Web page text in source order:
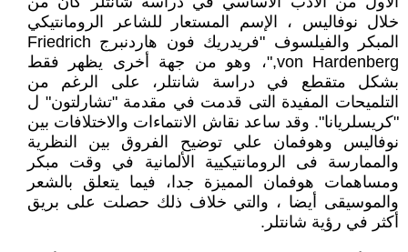
خلال نوفاليس ، الإسم المستعار للشاعر الرومانتيكي
المبكر والفيلسوف "فريدريك فون هاردنبرج Friedrich
von Hardenberg,"، وهو من جهة أخرى يظهر فقط
بشكل متقطع في دراسة شانتلر، على الرغم من
التلميحات المفيدة التى قدمت في مقدمة "تشارلتون" ل
"كريسلريانا". وقد ساعد نقاش الانتماءات والاختلافات بين
نوفاليس وهوفمان علي توضيح الفروق بين النظرية
والممارسة فى الرومانتيكيية الألمانية في وقت مبكر
ومساهمات هوفمان المميزة جدا، فيما يتعلق بالشعر
والموسيقى أيضا ، والتي خلاف ذلك حصلت على بريق
أكثر في رؤية شانتلر.